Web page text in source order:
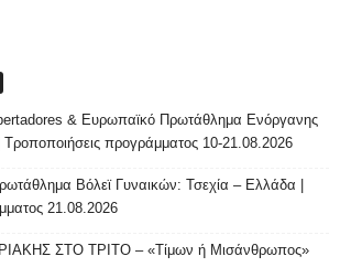
& Ευρωπαϊκό Πρωτάθλημα Ενόργανης
προγράμματος 10-21.08.2026
Βόλεϊ Γυναικών: Τσεχία – Ελλάδα |
21.08.2026
ΣΤΟ ΤΡΙΤΟ – «Τίμων ή Μισάνθρωπος»